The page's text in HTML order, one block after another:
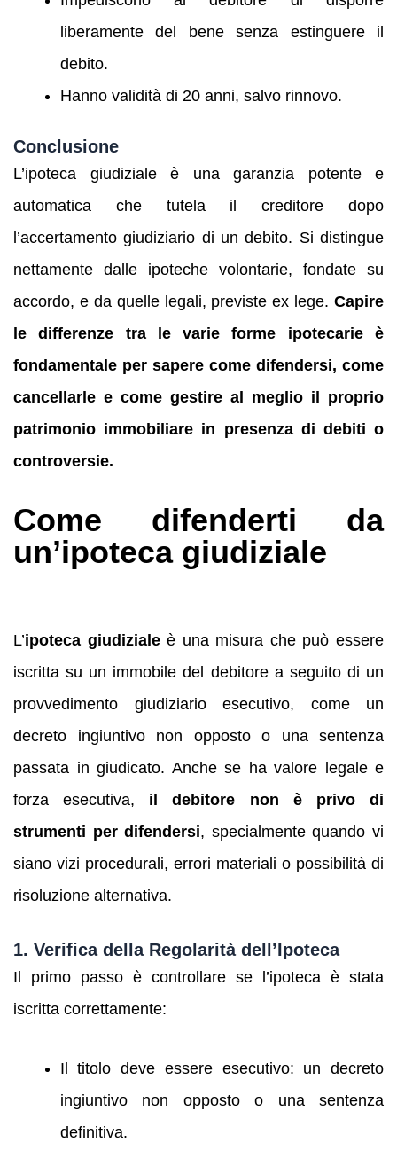
liberamente del bene senza estinguere il
debito.
Hanno validità di 20 anni, salvo rinnovo.
Conclusione
L’ipoteca giudiziale è una garanzia potente e
automatica che tutela il creditore dopo
l’accertamento giudiziario di un debito. Si distingue
nettamente dalle ipoteche volontarie, fondate su
accordo, e da quelle legali, previste ex lege. Capire
le differenze tra le varie forme ipotecarie è
fondamentale per sapere come difendersi, come
cancellarle e come gestire al meglio il proprio
patrimonio immobiliare in presenza di debiti o
controversie.
Come difenderti da
un’ipoteca giudiziale
L’ipoteca giudizialeè una misura che può essere
iscritta su un immobile del debitore a seguito di un
provvedimento giudiziario esecutivo, come un
decreto ingiuntivo non opposto o una sentenza
passata in giudicato. Anche se ha valore legale e
forza esecutiva, il debitore non è privo di
strumenti per difendersi, specialmente quando vi
siano vizi procedurali, errori materiali o possibilità di
risoluzione alternativa.
1. Verifica della Regolarità dell’Ipoteca
Il primo passo è controllare se l’ipoteca è stata
iscritta correttamente:
Il titolo deve essere esecutivo: un decreto
ingiuntivo non opposto o una sentenza
definitiva.